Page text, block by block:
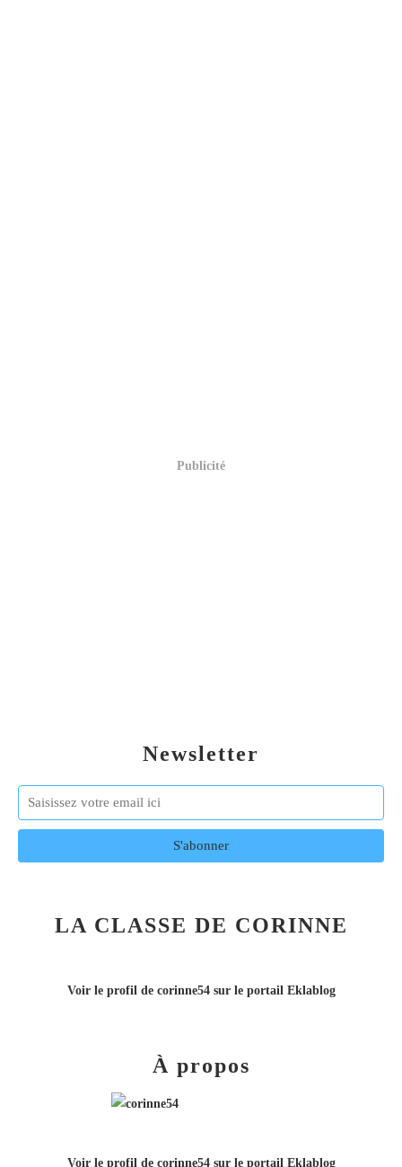
Newsletter
Publicité
LA CLASSE DE CORINNE
Voir le profil de corinne54sur le portail Eklablog
À propos
Voir le profil de corinne54sur le portail Eklablog